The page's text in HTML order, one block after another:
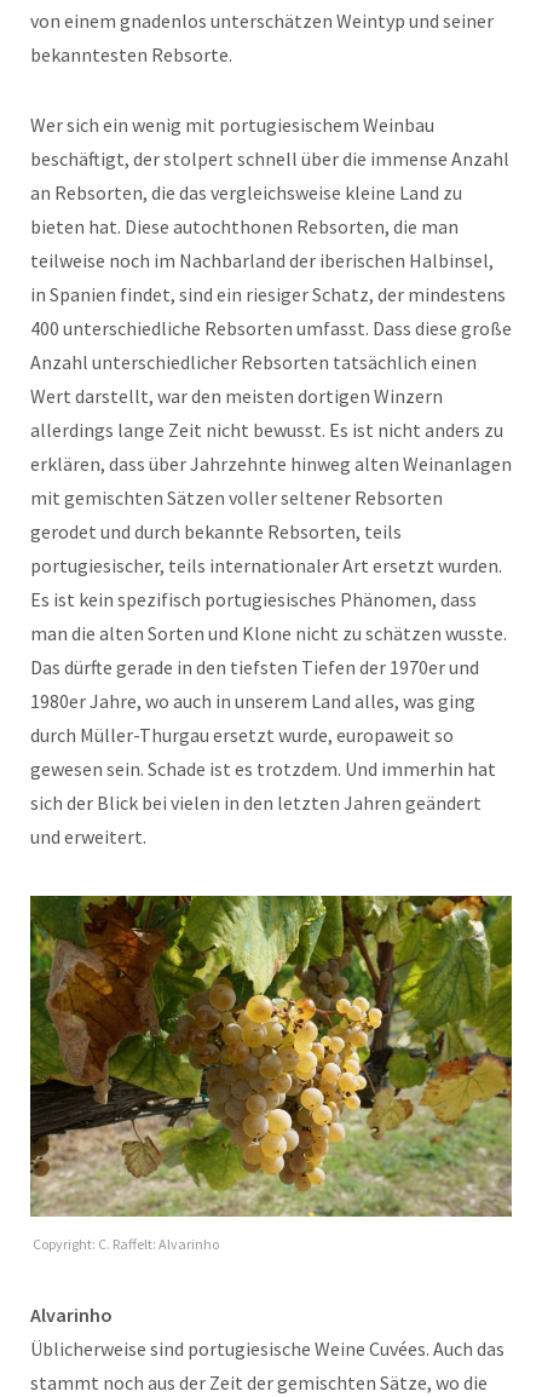
von einem gnadenlos unterschätzen Weintyp und seiner
bekanntesten Rebsorte.
Wer sich ein wenig mit portugiesischem Weinbau
beschäftigt, der stolpert schnell über die immense Anzahl
an Rebsorten, die das vergleichsweise kleine Land zu
bieten hat. Diese autochthonen Rebsorten, die man
teilweise noch im Nachbarland der iberischen Halbinsel,
in Spanien findet, sind ein riesiger Schatz, der mindestens
400 unterschiedliche Rebsorten umfasst. Dass diese große
Anzahl unterschiedlicher Rebsorten tatsächlich einen
Wert darstellt, war den meisten dortigen Winzern
allerdings lange Zeit nicht bewusst. Es ist nicht anders zu
erklären, dass über Jahrzehnte hinweg alten Weinanlagen
mit gemischten Sätzen voller seltener Rebsorten
gerodet und durch bekannte Rebsorten, teils
portugiesischer, teils internationaler Art ersetzt wurden.
Es ist kein spezifisch portugiesisches Phänomen, dass
man die alten Sorten und Klone nicht zu schätzen wusste.
Das dürfte gerade in den tiefsten Tiefen der 1970er und
1980er Jahre, wo auch in unserem Land alles, was ging
durch Müller-Thurgau ersetzt wurde, europaweit so
gewesen sein. Schade ist es trotzdem. Und immerhin hat
sich der Blick bei vielen in den letzten Jahren geändert
und erweitert.
Copyright: C. Raffelt: Alvarinho
Alvarinho
Üblicherweise sind portugiesische Weine Cuvées. Auch das
stammt noch aus der Zeit der gemischten Sätze, wo die